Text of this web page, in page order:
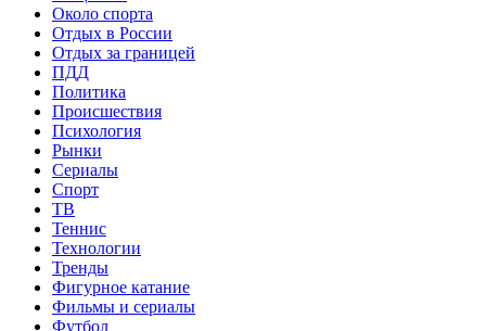
Около спорта
Отдых в России
Отдых за границей
ПДД
Политика
Происшествия
Психология
Рынки
Сериалы
Спорт
ТВ
Теннис
Технологии
Тренды
Фигурное катание
Фильмы и сериалы
Футбол